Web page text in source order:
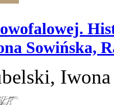
Sowińska,